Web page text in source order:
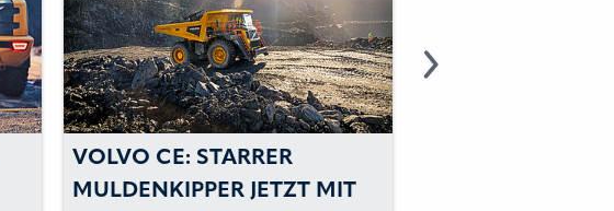
VOLVO CE: STARRER
MULDENKIPPER JETZT MIT